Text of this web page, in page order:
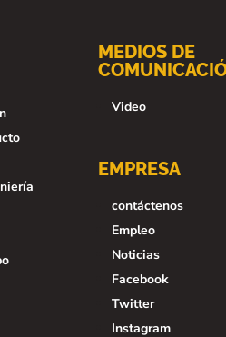
MEDIOS DE
Video
EMPRESA
contáctenos
Empleo
Noticias
Facebook
Twitter
Instagram